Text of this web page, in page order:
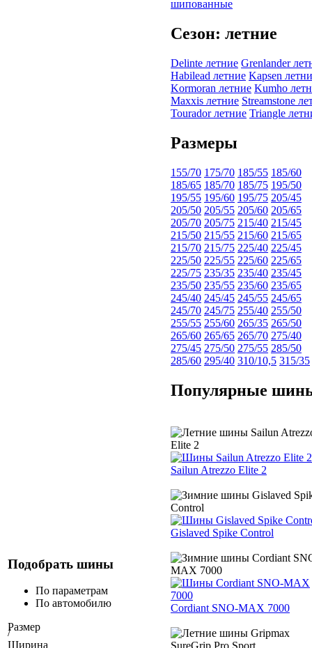
Подобрать шины
По параметрам
По автомобилю
Размер
/
Ширина
шипованные
Сезон: летние
Delinte летние Grenlander
Habilead летние Kapsen
Kormoran летние Kumho
Maxxis летние Streamstone
Tourador летние Triangle
Размеры
155/70 175/70 185/55 185/60
185/65 185/70 185/75 195/50
195/55 195/60 195/75 205/45
205/50 205/55 205/60 205/65
205/70 205/75 215/40 215/45
215/50 215/55 215/60 215/65
215/70 215/75 225/40 225/45
225/50 225/55 225/60 225/65
225/75 235/35 235/40 235/45
235/50 235/55 235/60 235/65
245/40 245/45 245/55 245/65
245/70 245/75 255/40 255/50
255/55 255/60 265/35 265/50
265/60 265/65 265/70 275/40
275/45 275/50 275/55 285/50
285/60 295/40 310/10,5 315/35
Популярные
Sailun Atrezzo Elite 2
Gislaved Spike Control
Cordiant SNO-MAX 7000